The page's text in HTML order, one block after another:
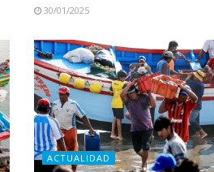
30/01/2025
ACTUALIDAD